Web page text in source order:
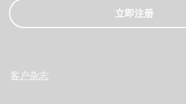
立即注册
客户杂志